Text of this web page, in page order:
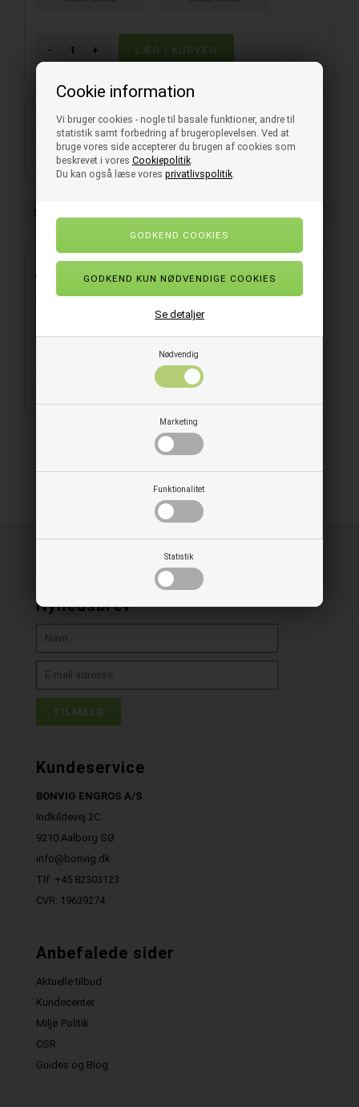
Cookie information
Vi bruger cookies - nogle til basale funktioner, andre til
statistik samt forbedring af brugeroplevelsen. Ved at
bruge vores side accepterer du brugen af cookies som
beskrevet i vores Cookiepolitik.
Du kan også læse vores privatlivspolitik.
Nødvendig
Marketing
Funktionalitet
Statistik
Se detaljer
- +
Varenummer: E106080
På lager- Levering 1-3 hverdage
Renserondel til polerings- og gulvvaskemaskiner
Salgsenhed
Beskrivelse
Farve: Grøn
Nyhedsbrev
Kundeservice
BONVIG ENGROS A/S
Indkildevej 2C
9210 Aalborg SØ
info@bonvig.dk
Tlf: +45 82303123
CVR: 19639274
Anbefalede sider
Aktuelle tilbud
Kundecenter
Miljø Politik
CSR
Guides og Blog